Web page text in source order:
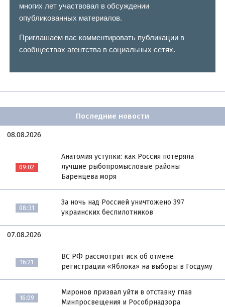
многих лет участвовал в обсуждении
опубликованных материалов.
Приглашаем вас комментировать публикации в
сообществах агентства в социальных сетях.
Последние новости
08.08.2026
09:02
Анатомия уступки: как Россия потеряла
лучшие рыбопромысловые районы
Баренцева моря
08:31
За ночь над Россией уничтожено 397
украинских беспилотников
07.08.2026
16:21
ВС РФ рассмотрит иск об отмене
регистрации «Яблока» на выборы в Госдуму
16:09
Миронов призвал уйти в отставку глав
Минпросвещения и Рособрнадзора